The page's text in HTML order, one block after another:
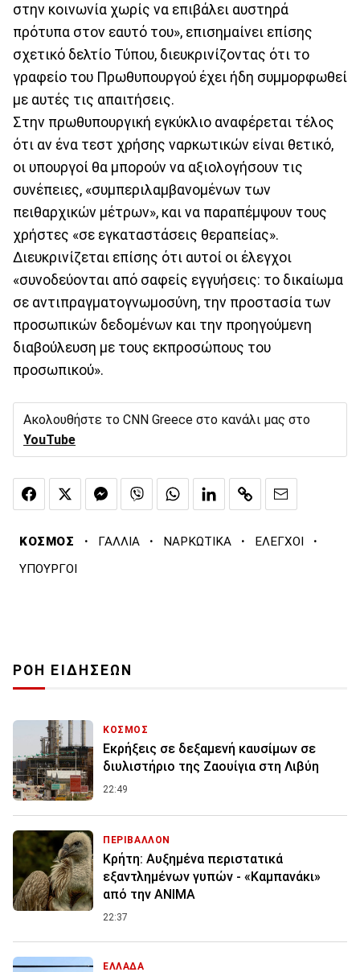
στην κοινωνία χωρίς να επιβάλει αυστηρά
πρότυπα στον εαυτό του», επισημαίνει επίσης
σχετικό δελτίο Τύπου, διευκρινίζοντας ότι το
γραφείο του Πρωθυπουργού έχει ήδη συμμορφωθεί
με αυτές τις απαιτήσεις.
Στην πρωθυπουργική εγκύκλιο αναφέρεται τέλος
ότι αν ένα τεστ χρήσης ναρκωτικών είναι θετικό,
οι υπουργοί θα μπορούν να αξιολογήσουν τις
συνέπειες, «συμπεριλαμβανομένων των
πειθαρχικών μέτρων», και να παραπέμψουν τους
χρήστες «σε εγκαταστάσεις θεραπείας».
Διευκρινίζεται επίσης ότι αυτοί οι έλεγχοι
«συνοδεύονται από σαφείς εγγυήσεις: το δικαίωμα
σε αντιπραγματογνωμοσύνη, την προστασία των
προσωπικών δεδομένων και την προηγούμενη
διαβούλευση με τους εκπροσώπους του
προσωπικού».
Ακολουθήστε το CNN Greece στο κανάλι μας στο
YouTube
ΚΟΣΜΟΣ · ΓΑΛΛΙΑ · ΝΑΡΚΩΤΙΚΑ · ΕΛΕΓΧΟΙ ·
ΥΠΟΥΡΓΟΙ
ΡΟΗ ΕΙΔΗΣΕΩΝ
ΚΟΣΜΟΣ
Εκρήξεις σε δεξαμενή καυσίμων σε
διυλιστήριο της Ζαουίγια στη Λιβύη
22:49
ΠΕΡΙΒΑΛΛΟΝ
Κρήτη: Αυξημένα περιστατικά
εξαντλημένων γυπών - «Καμπανάκι»
από την ANIMA
22:37
ΕΛΛΑΔΑ